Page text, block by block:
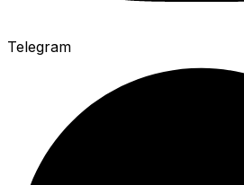
Telegram